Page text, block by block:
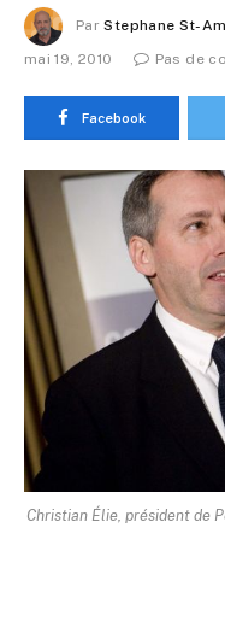
Par Stephane St-
mai 19, 2010
Pas de
Facebook
Christian Élie, président de